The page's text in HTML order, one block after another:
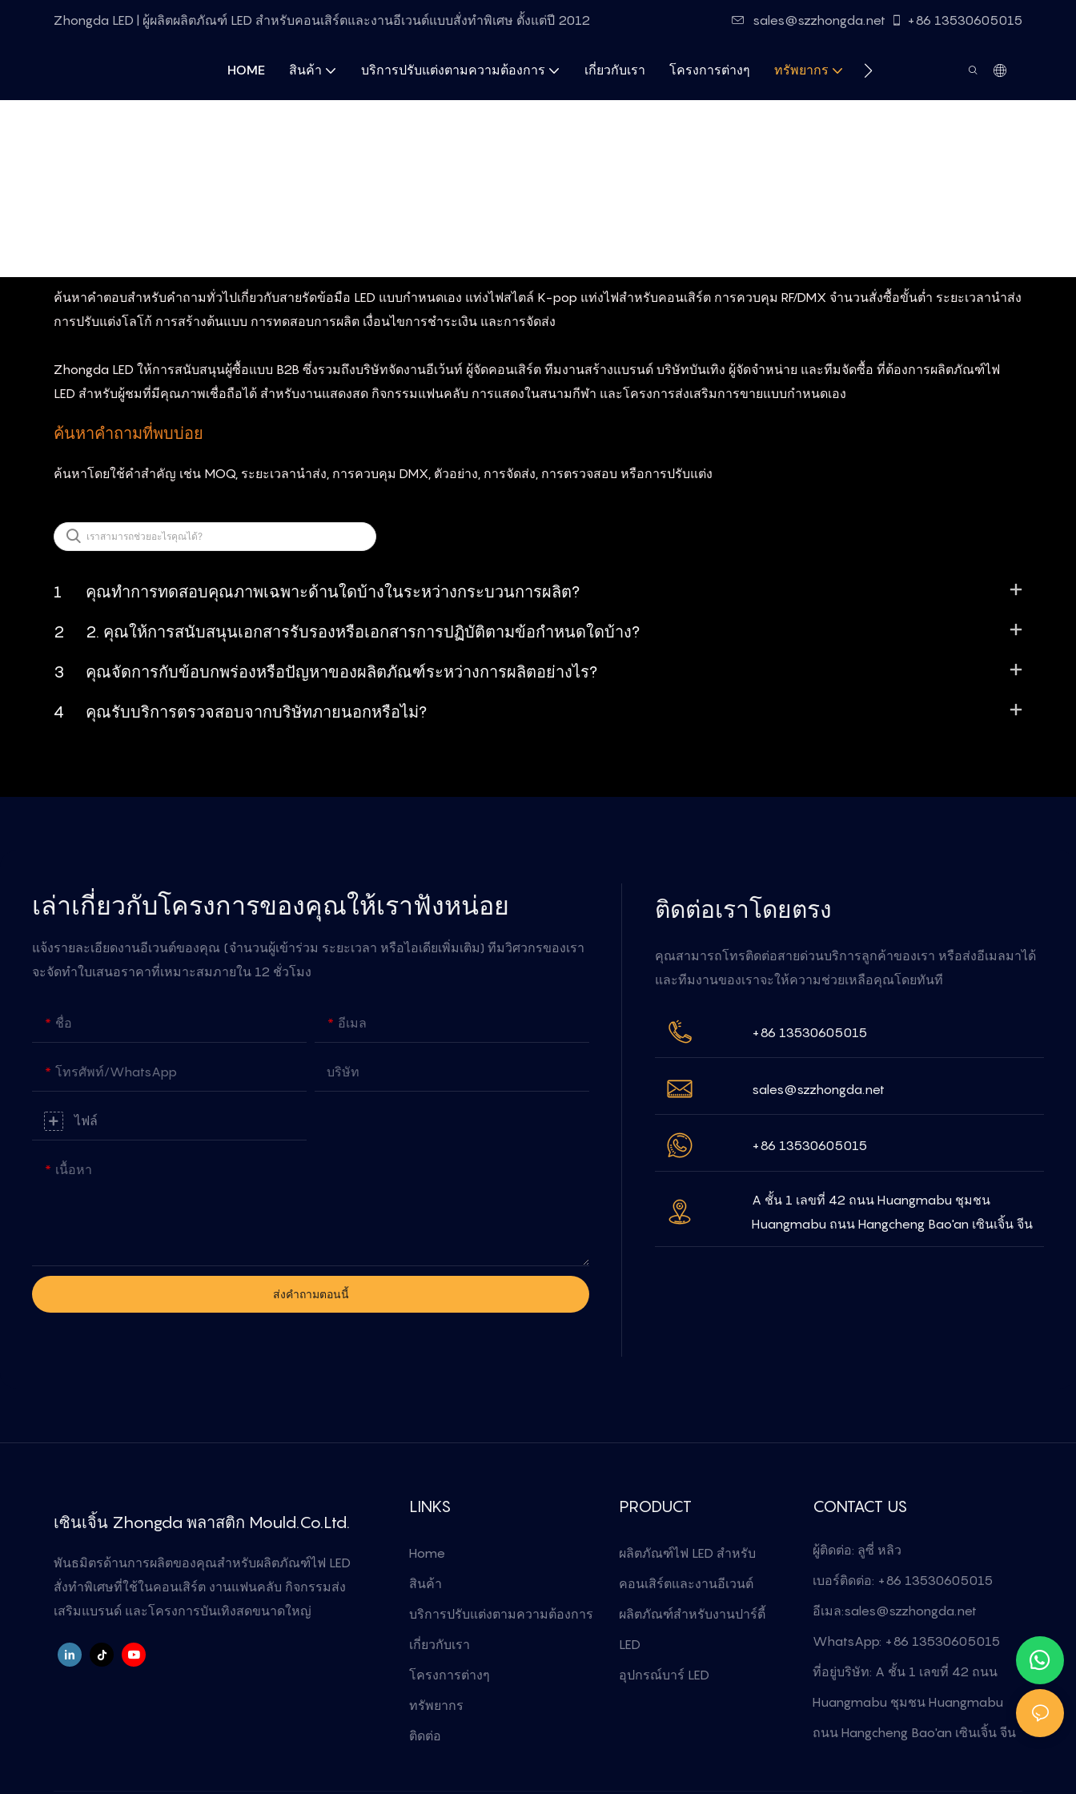
Zhongda LED | ผู้ผลิตผลิตภัณฑ์ LED สำหรับคอนเสิร์ตและงานอีเวนต์แบบสั่งทำพิเศษ ตั้งแต่ปี 2012 sales@szzhongda.net +86 13530605015
HOME สินค้า บริการปรับแต่งตามความต้องการ เกี่ยวกับเรา โครงการต่างๆ ทรัพยากร ติดต่อ
ค้นหาคำตอบสำหรับคำถามทั่วไปเกี่ยวกับสายรัดข้อมือ LED แบบกำหนดเอง แท่งไฟสไตล์ K-pop แท่งไฟสำหรับคอนเสิร์ต การควบคุม RF/DMX จำนวนสั่งซื้อขั้นต่ำ ระยะเวลานำส่ง
การปรับแต่งโลโก้ การสร้างต้นแบบ การทดสอบการผลิต เงื่อนไขการชำระเงิน และการจัดส่ง
Zhongda LED ให้การสนับสนุนผู้ซื้อแบบ B2B ซึ่งรวมถึงบริษัทจัดงานอีเว้นท์ ผู้จัดคอนเสิร์ต ทีมงานสร้างแบรนด์ บริษัทบันเทิง ผู้จัดจำหน่าย และทีมจัดซื้อ ที่ต้องการผลิตภัณฑ์ไฟ
LED สำหรับผู้ชมที่มีคุณภาพเชื่อถือได้ สำหรับงานแสดงสด กิจกรรมแฟนคลับ การแสดงในสนามกีฬา และโครงการส่งเสริมการขายแบบกำหนดเอง
ค้นหาคำถามที่พบบ่อย
ค้นหาโดยใช้คำสำคัญ เช่น MOQ, ระยะเวลานำส่ง, การควบคุม DMX, ตัวอย่าง, การจัดส่ง, การตรวจสอบ หรือการปรับแต่ง
1 คุณทำการทดสอบคุณภาพเฉพาะด้านใดบ้างในระหว่างกระบวนการผลิต?
2 2. คุณให้การสนับสนุนเอกสารรับรองหรือเอกสารการปฏิบัติตามข้อกำหนดใดบ้าง?
3 คุณจัดการกับข้อบกพร่องหรือปัญหาของผลิตภัณฑ์ระหว่างการผลิตอย่างไร?
4 คุณรับบริการตรวจสอบจากบริษัทภายนอกหรือไม่?
เล่าเกี่ยวกับโครงการของคุณให้เราฟังหน่อย
แจ้งรายละเอียดงานอีเวนต์ของคุณ (จำนวนผู้เข้าร่วม ระยะเวลา หรือไอเดียเพิ่มเติม) ทีมวิศวกรของเรา
จะจัดทำใบเสนอราคาที่เหมาะสมภายใน 12 ชั่วโมง
ชื่อ อีเมล
โทรศัพท์/WhatsApp บริษัท
ไฟล์
เนื้อหา
ส่งคำถามตอนนี้
ติดต่อเราโดยตรง
คุณสามารถโทรติดต่อสายด่วนบริการลูกค้าของเรา หรือส่งอีเมลมาได้
และทีมงานของเราจะให้ความช่วยเหลือคุณโดยทันที
+86 13530605015
sales@szzhongda.net
+86 13530605015
A ชั้น 1 เลขที่ 42 ถนน Huangmabu ชุมชน
Huangmabu ถนน Hangcheng Bao'an เซินเจิ้น จีน
เซินเจิ้น Zhongda พลาสติก Mould.Co.Ltd.
พันธมิตรด้านการผลิตของคุณสำหรับผลิตภัณฑ์ไฟ LED
สั่งทำพิเศษที่ใช้ในคอนเสิร์ต งานแฟนคลับ กิจกรรมส่ง
เสริมแบรนด์ และโครงการบันเทิงสดขนาดใหญ่
LINKS
Home
สินค้า
บริการปรับแต่งตามความต้องการ
เกี่ยวกับเรา
โครงการต่างๆ
ทรัพยากร
ติดต่อ
PRODUCT
ผลิตภัณฑ์ไฟ LED สำหรับ
คอนเสิร์ตและงานอีเวนต์
ผลิตภัณฑ์สำหรับงานปาร์ตี้
LED
อุปกรณ์บาร์ LED
CONTACT US
ผู้ติดต่อ: ลูซี่ หลิว
เบอร์ติดต่อ: +86 13530605015
อีเมล:sales@szzhongda.net
WhatsApp: +86 13530605015
ที่อยู่บริษัท: A ชั้น 1 เลขที่ 42 ถนน
Huangmabu ชุมชน Huangmabu
ถนน Hangcheng Bao'an เซินเจิ้น จีน